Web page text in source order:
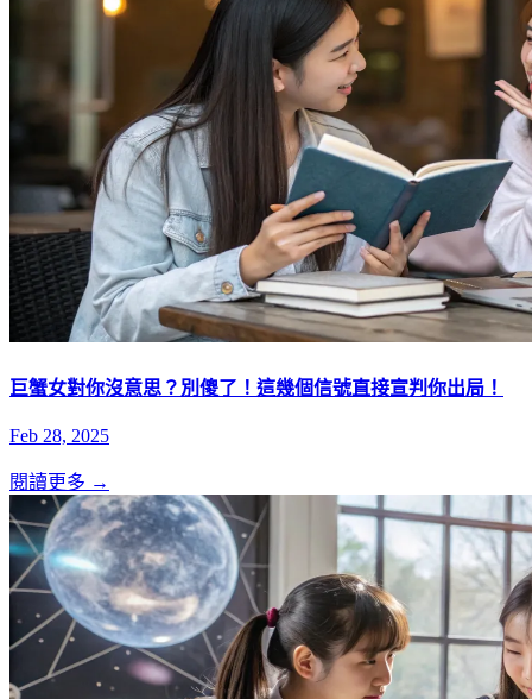
巨蟹女對你沒意思？別傻了！這幾個信號直接宣判你出局！
Feb 28, 2025
閱讀更多 →